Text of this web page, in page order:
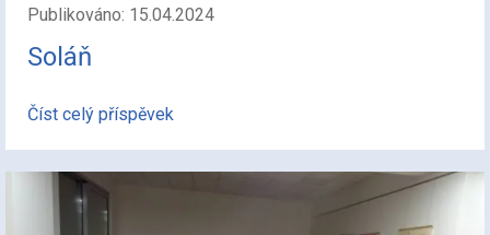
Publikováno: 15.04.2024
Soláň
Číst celý příspěvek